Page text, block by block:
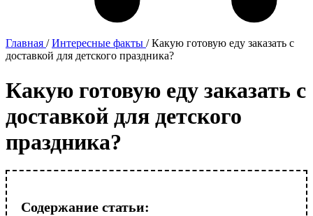
Главная / Интересные факты / Какую готовую еду заказать с
доставкой для детского праздника?
Какую готовую еду заказать с
доставкой для детского
праздника?
Содержание статьи: